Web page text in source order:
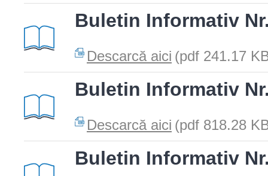
Buletin Informativ
Descarcă aici (pdf 241.17
Buletin Informativ
Descarcă aici (pdf 818.28
Buletin Informativ